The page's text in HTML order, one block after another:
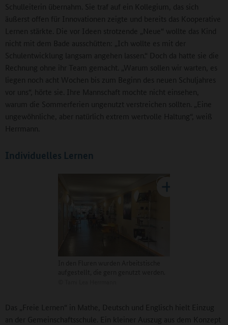
Schulleiterin übernahm. Sie traf auf ein Kollegium, das sich
äußerst offen für Innovationen zeigte und bereits das Kooperative
Lernen stärkte. Die vor Ideen strotzende „Neue“ wollte das Kind
nicht mit dem Bade ausschütten: „Ich wollte es mit der
Schulentwicklung langsam angehen lassen.“ Doch da hatte sie die
Rechnung ohne ihr Team gemacht. „Warum sollen wir warten, es
liegen noch acht Wochen bis zum Beginn des neuen Schuljahres
vor uns“, hörte sie. Ihre Mannschaft mochte nicht einsehen,
warum die Sommerferien ungenutzt verstreichen sollten. „Eine
ungewöhnliche, aber natürlich extrem wertvolle Haltung“, weiß
Herrmann.
Individuelles Lernen
Das „Freie Lernen“ in Mathe, Deutsch und Englisch hielt Einzug
an der Gemeinschaftsschule. Ein kleiner Auszug aus dem Konzept